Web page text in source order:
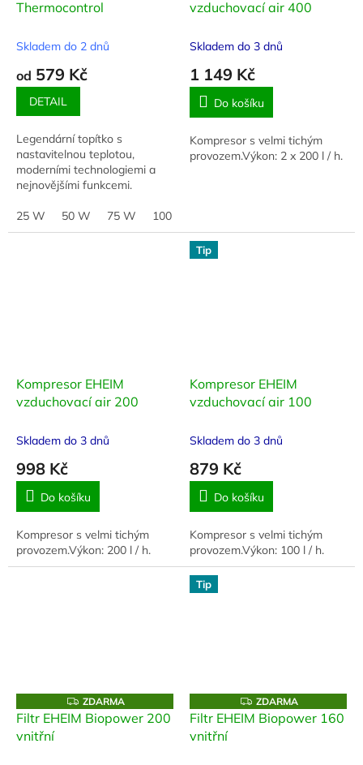
Thermocontrol
Skladem do 2 dnů
od 579 Kč
DETAIL
Legendární topítko s
nastavitelnou teplotou,
moderními technologiemi a
nejnovějšími funkcemi.
25 W 50 W 75 W 100 W
R
vzduchovací air 400
Skladem do 3 dnů
1 149 Kč
Do košíku
Kompresor s velmi tichým
provozem.Výkon: 2 x 200 l / h.
Kompresor EHEIM
vzduchovací air 200
Skladem do 3 dnů
998 Kč
Do košíku
Kompresor s velmi tichým
provozem.Výkon: 200 l / h.
Tip
Kompresor EHEIM
vzduchovací air 100
Skladem do 3 dnů
879 Kč
Do košíku
Kompresor s velmi tichým
provozem.Výkon: 100 l / h.
Z
D
A
ZDARMA
Filtr EHEIM Biopower 200
vnitřní
Tip
Z
D
A
ZDARMA
Filtr EHEIM Biopower 160
vnitřní